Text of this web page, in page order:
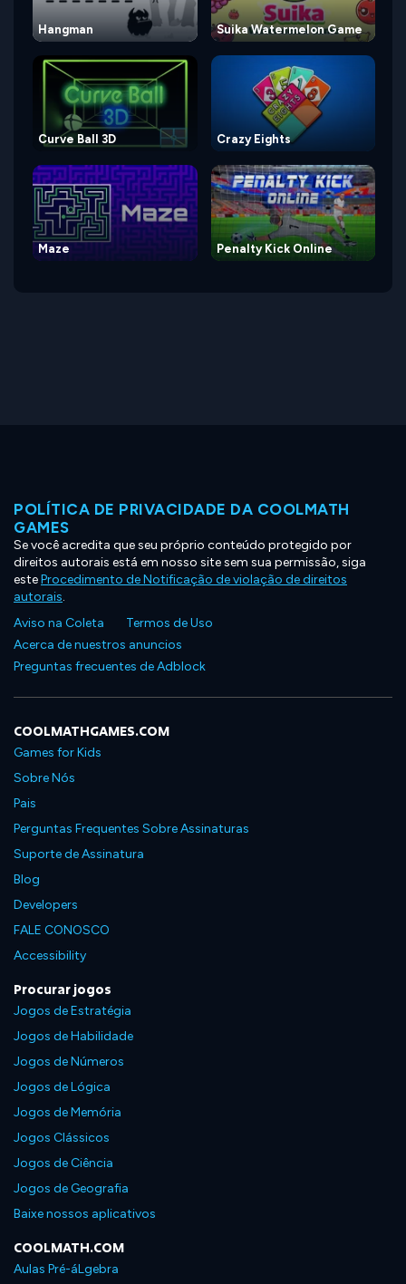
Hangman Suika Watermelon Game
Curve Ball 3D Crazy Eights
Maze Penalty Kick Online
POLÍTICA DE PRIVACIDADE DA COOLMATH
GAMES
Se você acredita que seu próprio conteúdo protegido por
direitos autorais está em nosso site sem sua permissão, siga
esteProcedimento de Notificação de violação de direitos
autorais.
Aviso na Coleta
Termos de Uso
Acerca de nuestros anuncios
Preguntas frecuentes de Adblock
COOLMATHGAMES.COM
Games for Kids
Sobre Nós
Pais
Perguntas Frequentes Sobre Assinaturas
Suporte de Assinatura
Blog
Developers
FALE CONOSCO
Accessibility
Procurar jogos
Jogos de Estratégia
Jogos de Habilidade
Jogos de Números
Jogos de Lógica
Jogos de Memória
Jogos Clássicos
Jogos de Ciência
Jogos de Geografia
Baixe nossos aplicativos
COOLMATH.COM
Aulas Pré-áLgebra